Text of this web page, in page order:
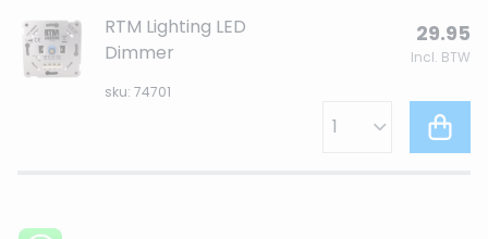
RTM Lighting LED
Dimmer
sku: 74701
29.95
Incl. BTW